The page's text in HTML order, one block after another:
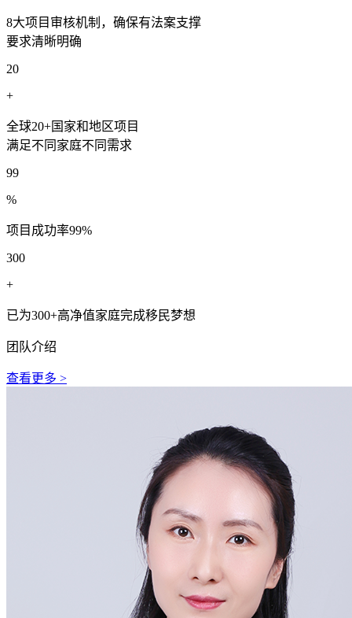
8大项目审核机制，确保有法案支撑
要求清晰明确
20
+
全球20+国家和地区项目
满足不同家庭不同需求
99
%
项目成功率99%
300
+
已为300+高净值家庭完成移民梦想
团队介绍
查看更多 >